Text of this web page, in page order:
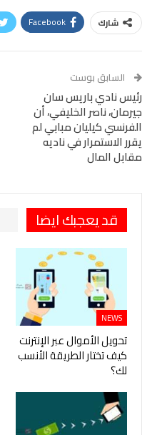
شارك Facebook
Tumblr
البريد الإلكتروني
Digg
LINE
طباعة
OK.ru
السابق بوست
رئيس نادي باريس سان
جيرمان، ناصر الخليفي، أن
الفرنسي كيليان مبابي لم
يقرر الاستمرار في ناديه
مقابل المال
قد يعجبك ايضا
NEWS
تحويل الأموال عبر الإنترنت
كيف تختار الطريقة الأنسب
لك؟